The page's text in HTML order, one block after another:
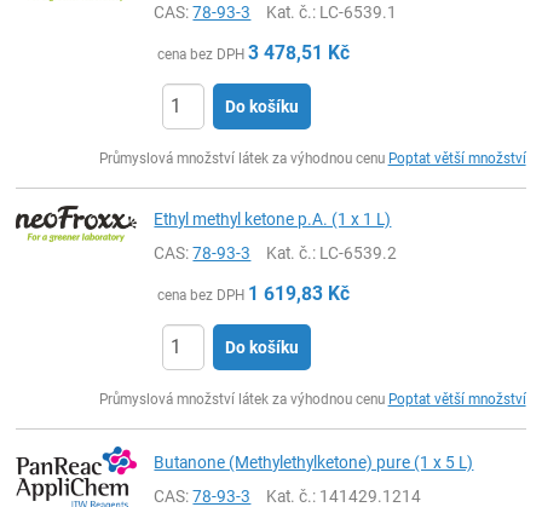
CAS:78-93-3 Kat. č.: LC-6539.1
cena bez DPH 3 478,51 Kč
Do košíku
Průmyslová množství látek za výhodnou cenu Poptat větší množství
Ethyl methyl ketone p.A. (1 x 1 L)
CAS:78-93-3 Kat. č.: LC-6539.2
cena bez DPH 1 619,83 Kč
Do košíku
Průmyslová množství látek za výhodnou cenu Poptat větší množství
Butanone (Methylethylketone) pure (1 x 5 L)
CAS:78-93-3 Kat. č.: 141429.1214